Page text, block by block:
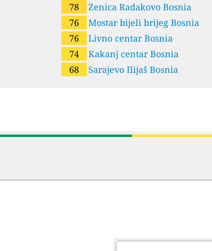
78
Zenica Radakovo Bosnia
76
Mostar bijeli brijeg Bosnia
76
Livno centar Bosnia
74
Kakanj centar Bosnia
68
Sarajevo Ilijaš Bosnia